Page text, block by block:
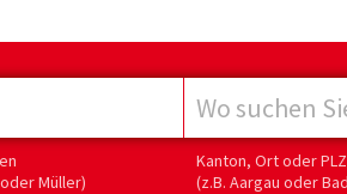
Müller)
Kanton, Ort oder PLZ
(z.B. Aargau oder